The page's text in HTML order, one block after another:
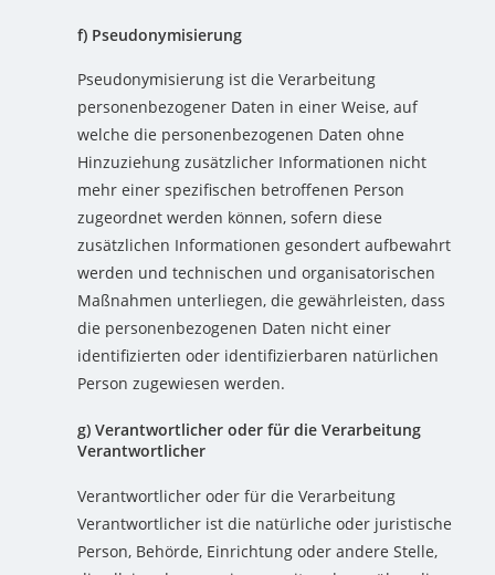
f) Pseudonymisierung
Pseudonymisierung ist die Verarbeitung
personenbezogener Daten in einer Weise, auf
welche die personenbezogenen Daten ohne
Hinzuziehung zusätzlicher Informationen nicht
mehr einer spezifischen betroffenen Person
zugeordnet werden können, sofern diese
zusätzlichen Informationen gesondert aufbewahrt
werden und technischen und organisatorischen
Maßnahmen unterliegen, die gewährleisten, dass
die personenbezogenen Daten nicht einer
identifizierten oder identifizierbaren natürlichen
Person zugewiesen werden.
g) Verantwortlicher oder für die Verarbeitung
Verantwortlicher
Verantwortlicher oder für die Verarbeitung
Verantwortlicher ist die natürliche oder juristische
Person, Behörde, Einrichtung oder andere Stelle,